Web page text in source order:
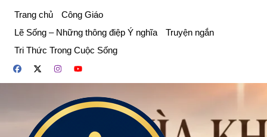
phần
dung
Trang chủ
Công Giáo
Lẽ Sống – Những thông điệp Ý nghĩa
Truyện ngắn
Tri Thức Trong Cuộc Sống